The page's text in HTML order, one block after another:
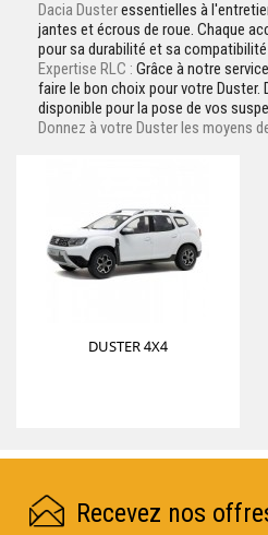
Dacia Dusteressentielles à
jantes et écrous de roue. Chaque
pour sa durabilité et sa
Expertise RLC : Grâce à notre
faire le bon choix pour votre Duster.
disponible pour la pose de vos
Donnez à votre Duster les moyens
DUSTER 4X4
Recevez nos